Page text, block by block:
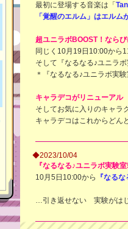
最初に登場する音楽は「
「覚醒のエルム」はエル
超ユニラボBOOST！なら
同じく10月19日10:00から
そして『なるなる♪ユニラ
＊『なるなる♪ユニラボ実
キャラデコがリニューアル
そしてお気に入りのキャラ
キャラデコはこれからどん
◆2023/10/04
『なるなる♪ユニラボ実験
10月5日10:00から
『なる
…引き返せない 実験がは